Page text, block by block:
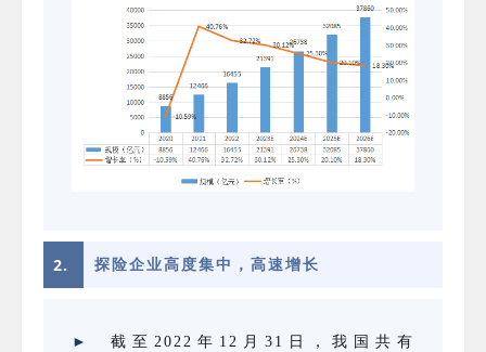
2. 探险企业高度集中，高速增长
►
截至2022年12月31日，我国共有